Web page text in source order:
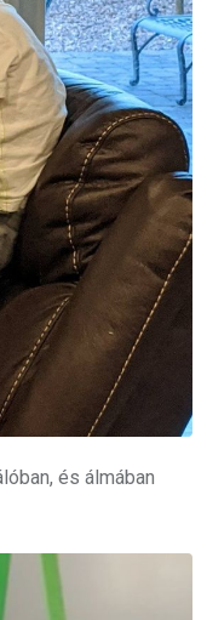
és álmában